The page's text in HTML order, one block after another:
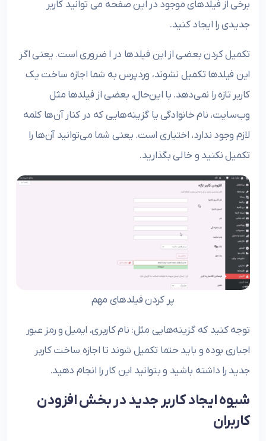
برخی از فیلدهای موجود در این صفحه می توانید کاربر
جدیدی را ایجاد کنید.
تکمیل کردن بعضی از این فیلدها در ا ضروری است. یعنی اگر
این فیلدها تکمیل نشوند، وردپرس به شما اجازه ساخت یک
کاربر تازه را نمی‌دهد. با این‌حال، بعضی از فیلدها مثل
وب‌سایت، نام خانوادگی یا گزینه‌هایی که در کنار آن‌ها کلمه
لازم وجود ندارد، اختیاری است. یعنی شما می‌توانید آن‌ها را
تکمیل نکنید و خالی بگذارید.
پر کردن فیلدهای مهم
توجه کنید که گزینه‌هایی مثل: نام کاربری، ایمیل و رمز عبور
اجباری بوده و باید حتما تکمیل شوند تا اجازه ساخت کاربر
جدید را داشته باشید و بتوانید این کار را انجام دهید.
شیوه ایجاد کاربر جدید در بخش افزودن
کاربران